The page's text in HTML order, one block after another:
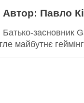
Автор: Павло
Батько-засновник
майбутнє